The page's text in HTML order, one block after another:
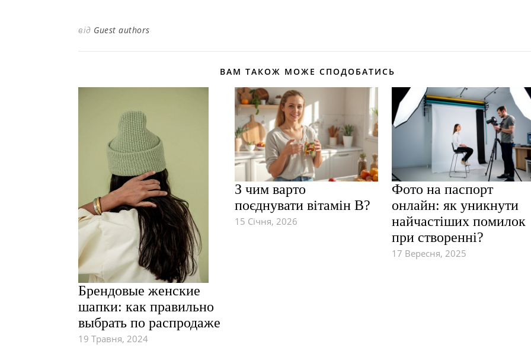
від Guest authors
ВАМ ТАКОЖ МОЖЕ СПОДОБАТИСЬ
Брендовые женские
шапки: как правильно
выбрать по распродаже
19 Травня, 2024
З чим варто
поєднувати вітамін В?
15 Січня, 2026
Фото на паспорт
онлайн: як уникнути
найчастіших помилок
при створенні?
17 Вересня, 2025